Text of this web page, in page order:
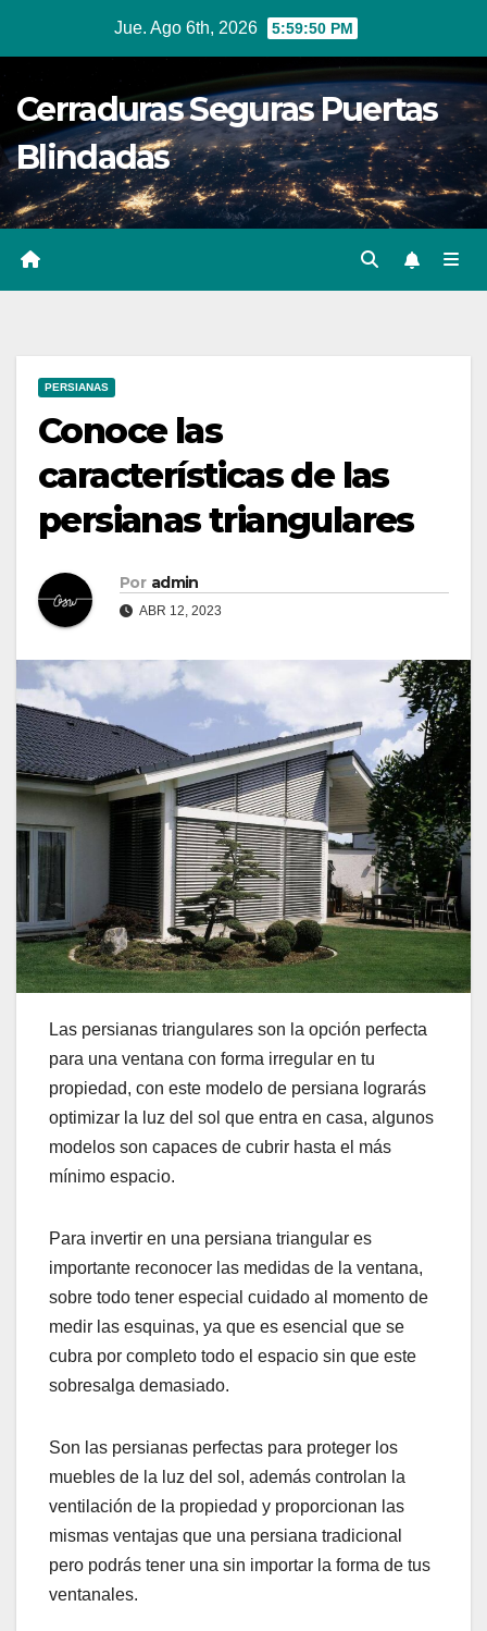
contenido
Jue. Ago 6th, 2026 5:59:51 PM
Cerraduras Seguras Puertas
Blindadas
PERSIANAS
Conoce las
características de las
persianas triangulares
Por admin
ABR 12, 2023
Las persianas triangulares son la opción perfecta
para una ventana con forma irregular en tu
propiedad, con este modelo de persiana lograrás
optimizar la luz del sol que entra en casa, algunos
modelos son capaces de cubrir hasta el más
mínimo espacio.
Para invertir en una persiana triangular es
importante reconocer las medidas de la ventana,
sobre todo tener especial cuidado al momento de
medir las esquinas, ya que es esencial que se
cubra por completo todo el espacio sin que este
sobresalga demasiado.
Son las persianas perfectas para proteger los
muebles de la luz del sol, además controlan la
ventilación de la propiedad y proporcionan las
mismas ventajas que una persiana tradicional
pero podrás tener una sin importar la forma de tus
ventanales.